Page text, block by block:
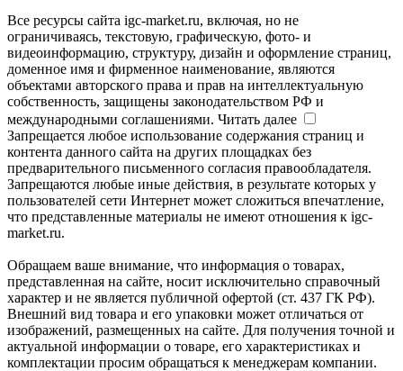
Все ресурсы сайта igc-market.ru, включая, но не
ограничиваясь, текстовую, графическую, фото- и
видеоинформацию, структуру, дизайн и оформление страниц,
доменное имя и фирменное наименование, являются
объектами авторского права и прав на интеллектуальную
собственность, защищены законодательством РФ и
международными соглашениями. Читать далее
Запрещается любое использование содержания страниц и
контента данного сайта на других площадках без
предварительного письменного согласия правообладателя.
Запрещаются любые иные действия, в результате которых у
пользователей сети Интернет может сложиться впечатление,
что представленные материалы не имеют отношения к igc-
market.ru.
Обращаем ваше внимание, что информация о товарах,
представленная на сайте, носит исключительно справочный
характер и не является публичной офертой (ст. 437 ГК РФ).
Внешний вид товара и его упаковки может отличаться от
изображений, размещенных на сайте. Для получения точной и
актуальной информации о товаре, его характеристиках и
комплектации просим обращаться к менеджерам компании.